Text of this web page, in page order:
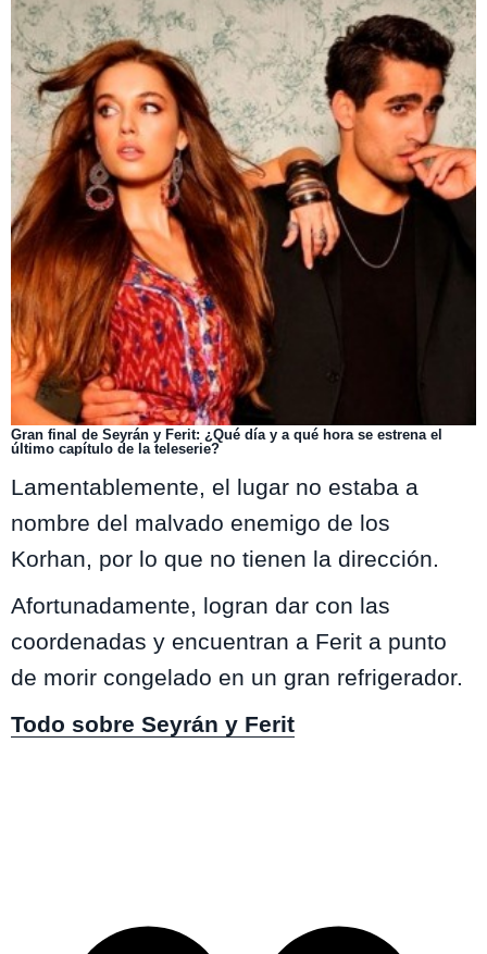
Gran final de Seyrán y Ferit: ¿Qué día y a qué hora se estrena el
último capítulo de la teleserie?
Lamentablemente, el lugar no estaba a
nombre del malvado enemigo de los
Korhan, por lo que no tienen la dirección.
Afortunadamente, logran dar con las
coordenadas y encuentran a Ferit a punto
de morir congelado en un gran refrigerador.
Todo sobre Seyrán y Ferit